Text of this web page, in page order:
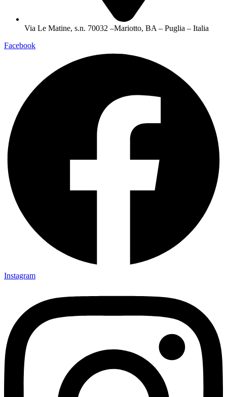
Via Le Matine, s.n. 70032 –Mariotto, BA – Puglia – Italia
Facebook
Instagram